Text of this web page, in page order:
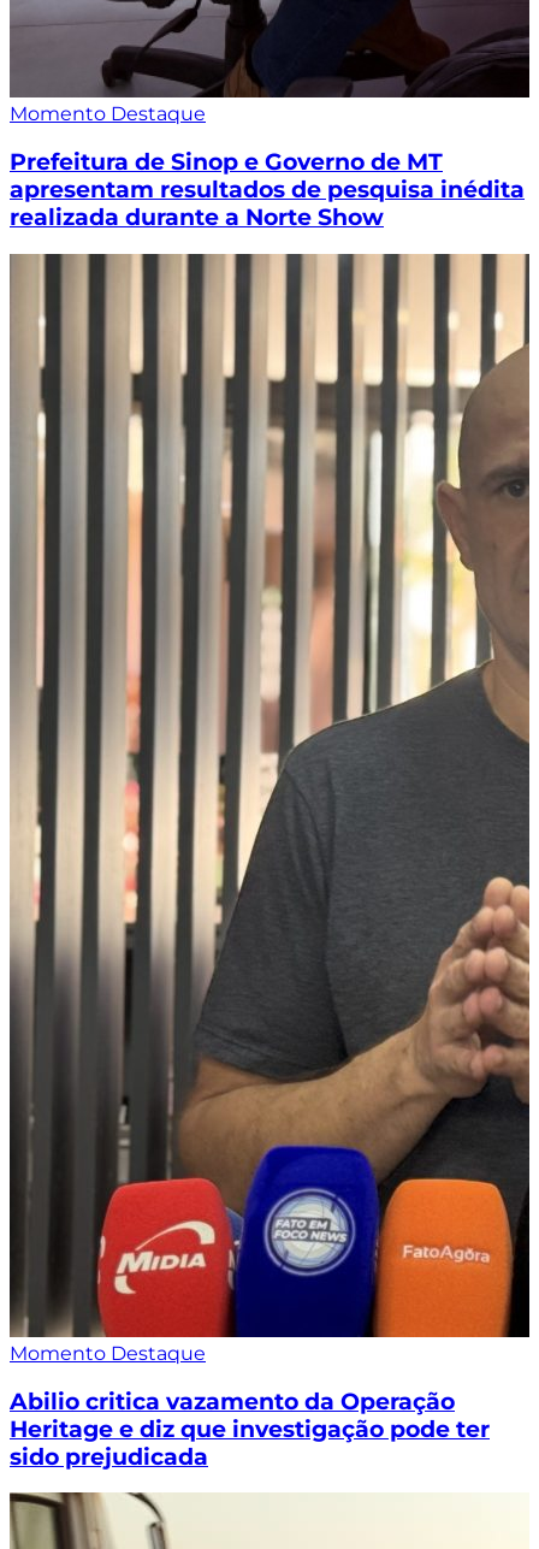
Momento Destaque
Prefeitura de Sinop e Governo de MT
apresentam resultados de pesquisa inédita
realizada durante a Norte Show
Momento Destaque
Abilio critica vazamento da Operação
Heritage e diz que investigação pode ter
sido prejudicada